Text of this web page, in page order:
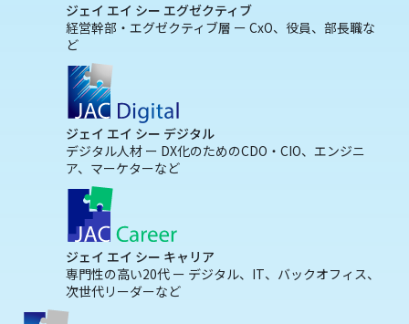
ジェイ エイ シー エグゼクティブ
経営幹部・エグゼクティブ層 ー CxO、役員、部長職な
ど
ジェイ エイ シー デジタル
デジタル人材 ー DX化のためのCDO・CIO、エンジニ
ア、マーケターなど
ジェイ エイ シー キャリア
専門性の高い20代 ー デジタル、IT、バックオフィス、
次世代リーダーなど